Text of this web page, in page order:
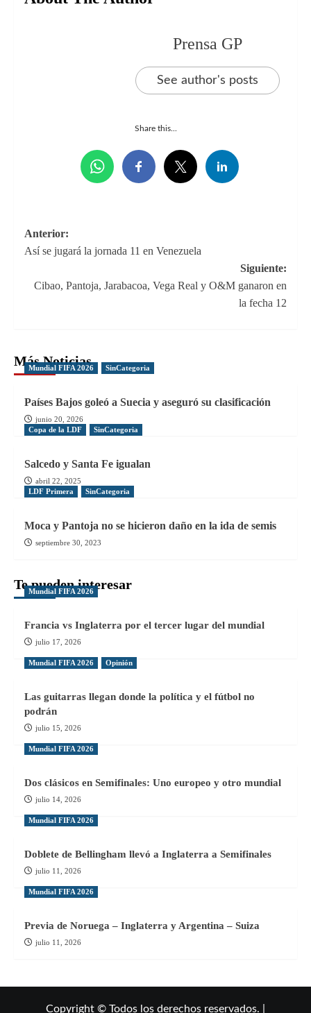
Prensa GP
See author's posts
Share this...
Navegación
de
entradas
Anterior:
Así se jugará la jornada 11 en Venezuela
Siguiente:
Cibao, Pantoja, Jarabacoa, Vega Real y O&M ganaron en
la fecha 12
Más Noticias
Mundial FIFA 2026 SinCategoria
Países Bajos goleó a Suecia y aseguró su clasificación
junio 20, 2026
Copa de la LDF
SinCategoria
Salcedo y Santa Fe igualan
abril 22, 2025
LDF Primera
SinCategoria
Moca y Pantoja no se hicieron daño en la ida de semis
septiembre 30, 2023
Te pueden interesar
Mundial FIFA 2026
Francia vs Inglaterra por el tercer lugar del mundial
julio 17, 2026
Mundial FIFA 2026 Opinión
Las guitarras llegan donde la política y el fútbol no
podrán
julio 15, 2026
Mundial FIFA 2026
Dos clásicos en Semifinales: Uno europeo y otro mundial
julio 14, 2026
Mundial FIFA 2026
Doblete de Bellingham llevó a Inglaterra a Semifinales
julio 11, 2026
Mundial FIFA 2026
Previa de Noruega – Inglaterra y Argentina – Suiza
julio 11, 2026
Copyright © Todos los derechos reservados. |